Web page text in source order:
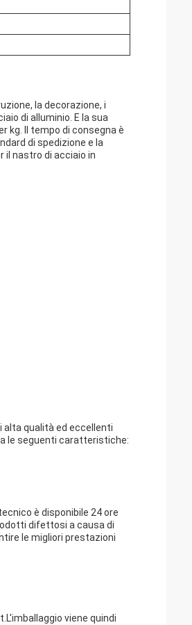
la decorazione, i
di alluminio. E la sua
kg. Il tempo di consegna è
di spedizione e la
il nastro di acciaio in
alta qualità ed eccellenti
le seguenti caratteristiche:
è disponibile 24 ore
difettosi a causa di
le migliori prestazioni
viene quindi